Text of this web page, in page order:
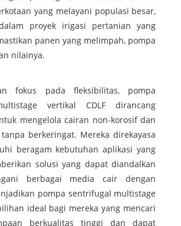
yang melayani populasi besar,
proyek irigasi pertanian yang
panen yang melimpah, pompa
nilainya.
fokus pada fleksibilitas, pompa
vertikal CDLF dirancang
mengelola cairan non-korosif dan
berkeringat. Mereka direkayasa
beragam kebutuhan aplikasi yang
solusi yang dapat diandalkan
berbagai media cair dengan
pompa sentrifugal multistage
ideal bagi mereka yang mencari
berkualitas tinggi dan dapat